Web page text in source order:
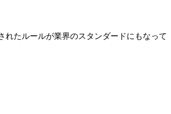
たルールが業界のスタンダードにもなって